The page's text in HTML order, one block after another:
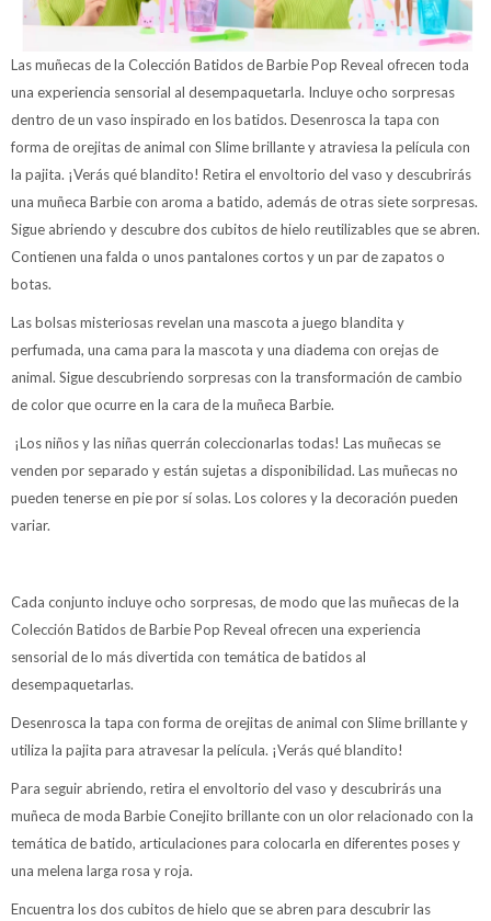
Las muñecas de la Colección Batidos de Barbie Pop Reveal ofrecen toda
una experiencia sensorial al desempaquetarla. Incluye ocho sorpresas
dentro de un vaso inspirado en los batidos. Desenrosca la tapa con
forma de orejitas de animal con Slime brillante y atraviesa la película con
la pajita. ¡Verás qué blandito! Retira el envoltorio del vaso y descubrirás
una muñeca Barbie con aroma a batido, además de otras siete sorpresas.
Sigue abriendo y descubre dos cubitos de hielo reutilizables que se abren.
Contienen una falda o unos pantalones cortos y un par de zapatos o
botas.
Las bolsas misteriosas revelan una mascota a juego blandita y
perfumada, una cama para la mascota y una diadema con orejas de
animal. Sigue descubriendo sorpresas con la transformación de cambio
de color que ocurre en la cara de la muñeca Barbie.
¡Los niños y las niñas querrán coleccionarlas todas! Las muñecas se
venden por separado y están sujetas a disponibilidad. Las muñecas no
pueden tenerse en pie por sí solas. Los colores y la decoración pueden
variar.
Cada conjunto incluye ocho sorpresas, de modo que las muñecas de la
Colección Batidos de Barbie Pop Reveal ofrecen una experiencia
sensorial de lo más divertida con temática de batidos al
desempaquetarlas.
Desenrosca la tapa con forma de orejitas de animal con Slime brillante y
utiliza la pajita para atravesar la película. ¡Verás qué blandito!
Para seguir abriendo, retira el envoltorio del vaso y descubrirás una
muñeca de moda Barbie Conejito brillante con un olor relacionado con la
temática de batido, articulaciones para colocarla en diferentes poses y
una melena larga rosa y roja.
Encuentra los dos cubitos de hielo que se abren para descubrir las